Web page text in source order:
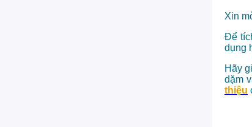
Xin
Để
dụng
Hãy
dặm
thiệu